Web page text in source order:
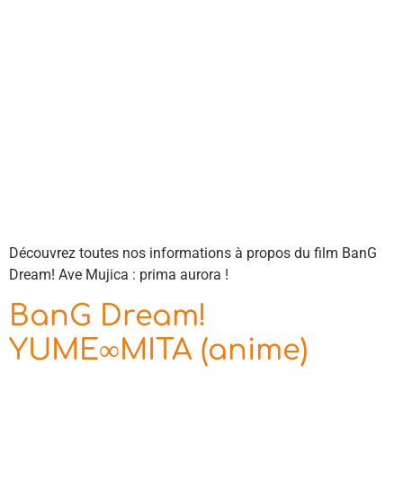
Découvrez toutes nos informations à propos du film BanG
Dream! Ave Mujica : prima aurora !
BanG Dream!
YUME∞MITA (anime)